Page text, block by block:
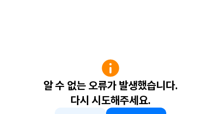
알 수 없는 오류가 발생했습니다.
다시 시도해주세요.